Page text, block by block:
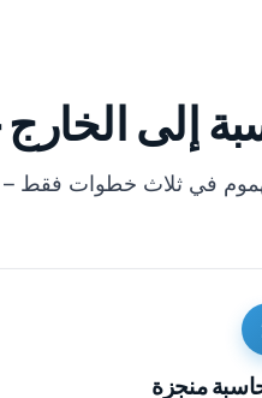
إلى
خطوات فقط – رقمية 100 % وبلا
منجزة